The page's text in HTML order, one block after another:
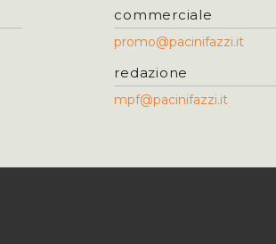
commerciale
promo@pacinifazzi.it
redazione
mpf@pacinifazzi.it